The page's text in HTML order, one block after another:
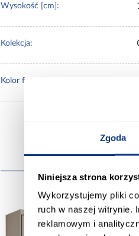
Zgoda
Niniejsza strona
Wykorzystujemy pliki
ruch w naszej witrynie.
reklamowym i
Wysokość [cm]:
Kolekcja:
Kolor frontów: